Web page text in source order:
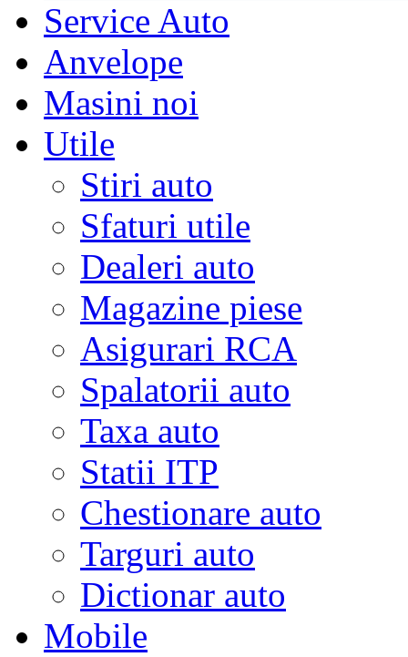
Service Auto
Anvelope
Masini noi
Utile
Stiri auto
Sfaturi utile
Dealeri auto
Magazine piese
Asigurari RCA
Spalatorii auto
Taxa auto
Statii ITP
Chestionare auto
Targuri auto
Dictionar auto
Mobile